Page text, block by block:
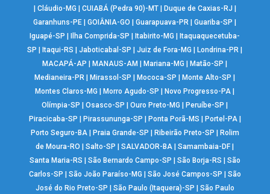
Cláudio-MG CUIABÁ (Pedra 90)-MT| Duque de Caxias-RJ
Garanhuns-PE |GOIÂNIA-GO |Guarapuava-PR |Guariba-SP
Iguapé-SP
Ilha Comprida-SP Itabirito-MG
Itaquaquecetuba-
SP
Itaqui-RS |Jaboticabal-SP |Juiz de Fora-MG Londrina-PR
MACAPÁ-AP
MANAUS-AM Mariana-MG Matão-SP
Medianeira-PR
Mirassol-SP Mococa-SP Monte Alto-SP
Montes Claros-MG
Morro Agudo-SP Novo Progresso-PA
Olímpia-SP
|Osasco-SP |Ouro Preto-MG Peruíbe-SP
Piracicaba-SP
Pirassununga-SP Ponta Porã-MS Portel-PA|
Porto Seguro-BA| Praia Grande-SP Ribeirão Preto-SP
Rolim
de Moura-RO
|Salto-SP |SALVADOR-BA |Samambaia-DF
Santa Maria-RS
São Bernardo Campo-SP São Borja-RS
São
Carlos-SP
São João Paraíso-MG São José Campos-SP
São
José do Rio Preto-SP
São Paulo (Itaquera)-SP
São Paulo